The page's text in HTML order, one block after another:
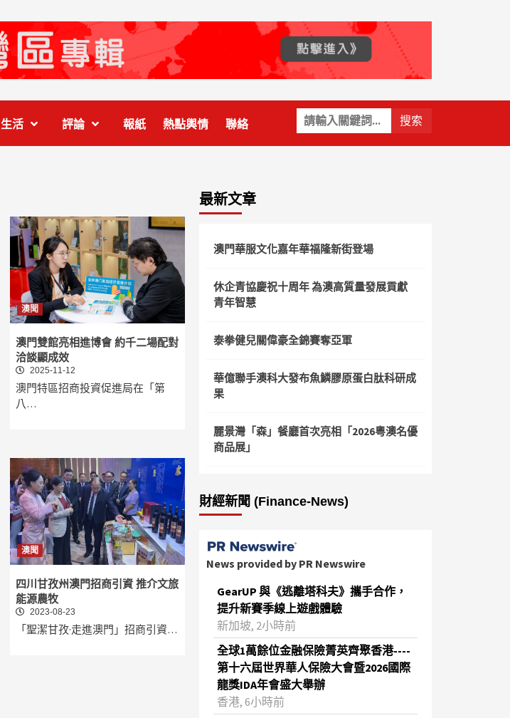
關
鍵
字:
生活 評論 報紙 熱點輿情 聯絡
澳聞
澳門雙館亮相進博會 約千二場配對
洽談顯成效
2025-11-12
澳門特區招商投資促進局在「第
八…
澳聞
四川甘孜州澳門招商引資 推介文旅
能源農牧
2023-08-23
「聖潔甘孜·走進澳門」招商引資…
最新文章
澳門華服文化嘉年華福隆新街登場
休企青協慶祝十周年 為澳高質量發展貢獻
青年智慧
泰拳健兒關偉豪全錦賽奪亞軍
華億聯手澳科大發布魚鱗膠原蛋白肽科研成
果
麗景灣「森」餐廳首次亮相「2026粵澳名優
商品展」
財經新聞 (Finance-News)
News provided by PR Newswire
GearUP 與《逃離塔科夫》攜手合作，
提升新賽季線上遊戲體驗
新加坡, 2小時前
全球1萬餘位金融保險菁英齊聚香港----
第十六屆世界華人保險大會暨2026國際
龍獎IDA年會盛大舉辦
香港, 6小時前